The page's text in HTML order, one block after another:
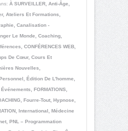
À SURVEILLER Anti-Âge
, Ateliers Et Formations
Canalisation -
Le Monde Coaching
CONFÉRENCES WEB
De Cœur, Cours Et
Nouvelles
Édition De L'homme
Événements FORMATIONS
Fourre-Tout Hypnose
International
Médecine
PNL – Programmation